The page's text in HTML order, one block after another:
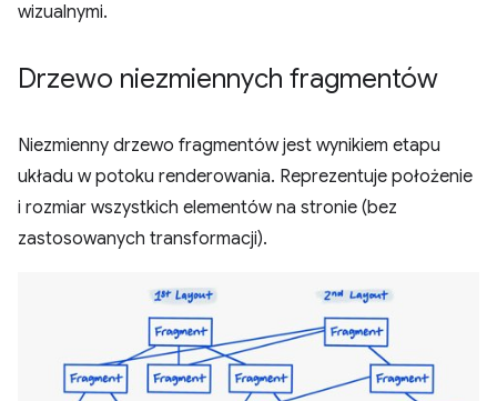
wizualnymi.
Drzewo niezmiennych fragmentów
Niezmienny drzewo fragmentów jest wynikiem etapu
układu w potoku renderowania. Reprezentuje położenie
i rozmiar wszystkich elementów na stronie (bez
zastosowanych transformacji).